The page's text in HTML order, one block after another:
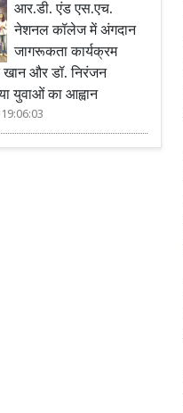
आर.डी. एंड एस.एच.
नेशनल कॉलेज में अंगदान
जागरूकता कार्यक्रम
और डॉ. निरंजन
युवाओं का आह्वान